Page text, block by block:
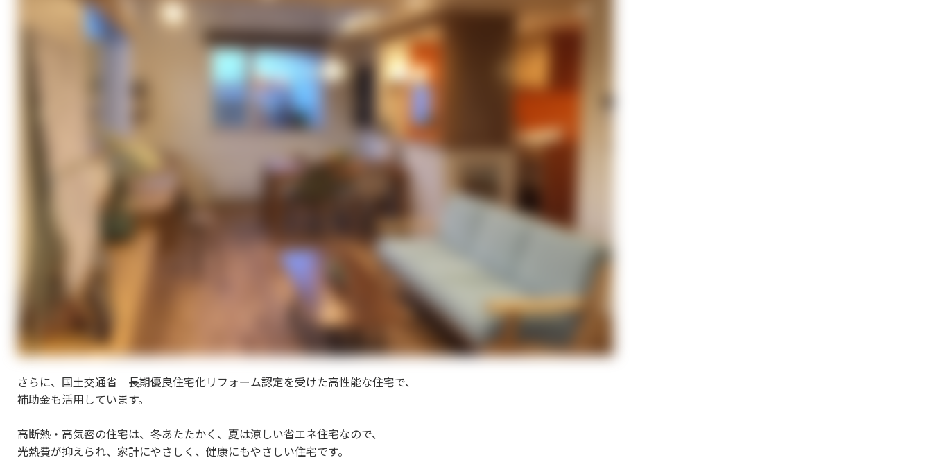
さらに、国土交通省 長期優良住宅化リフォーム認定を受けた高性能な住宅で、
補助金も活用しています。
高断熱・高気密の住宅は、冬あたたかく、夏は涼しい省エネ住宅なので、
光熱費が抑えられ、家計にやさしく、健康にもやさしい住宅です。